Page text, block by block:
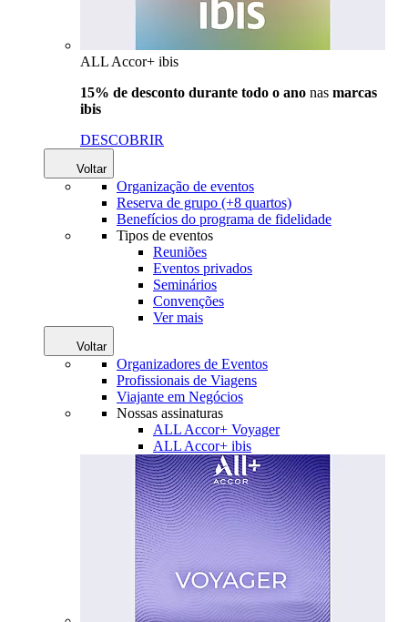
ALL Accor+ ibis
15% de desconto durante todo o ano nas marcas
ibis
DESCOBRIR
Voltar
Organização de eventos
Reserva de grupo (+8 quartos)
Benefícios do programa de fidelidade
Tipos de eventos
Reuniões
Eventos privados
Seminários
Convenções
Ver mais
Voltar
Organizadores de Eventos
Profissionais de Viagens
Viajante em Negócios
Nossas assinaturas
ALL Accor+ Voyager
ALL Accor+ ibis